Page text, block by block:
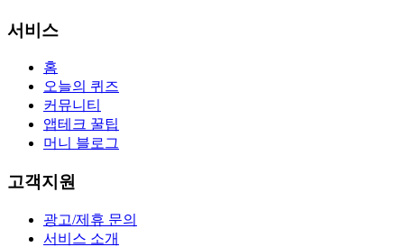
서비스
홈
오늘의 퀴즈
커뮤니티
앱테크 꿀팁
머니 블로그
고객지원
광고/제휴 문의
서비스 소개